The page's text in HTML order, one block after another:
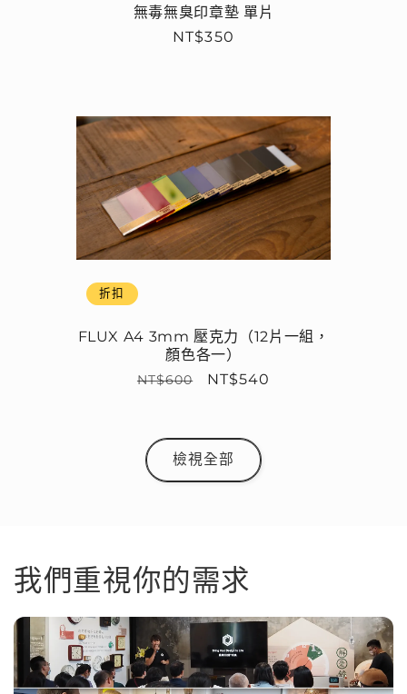
無毒無臭印章墊 單片
定
NT$350
折扣
FLUX A4 3mm 壓克力（12片一組，
顏色各一）
定
NT$600
售
NT$540
檢視全部
我們重視你的需求